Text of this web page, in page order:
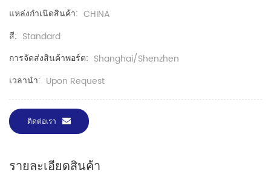
แหล่งกำเนิดสินค้า: CHINA
สี: Standard
การจัดส่งสินค้าพอร์ต: Shanghai/Shenzhen
เวลานำ: Upon Request
ติดต่อเรา
รายละเอียดสินค้า